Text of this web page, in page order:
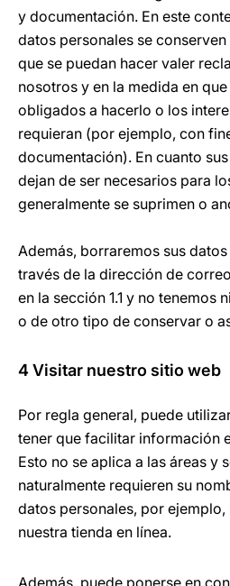
y documentación. En este
datos personales se
que se puedan hacer valer
nosotros y en la medida en
obligados a hacerlo o los
requieran (por ejemplo, con
documentación). En cuanto
dejan de ser necesarios para
generalmente se suprimen o
Además, borraremos sus
través de la dirección de
en la sección 1.1 y no tenemos
o de otro tipo de conservar o
4 Visitar nuestro sitio web
Por regla general, puede
tener que facilitar información
Esto no se aplica a las áreas y
naturalmente requieren su
datos personales, por
nuestra tienda en línea.
Además, puede ponerse en